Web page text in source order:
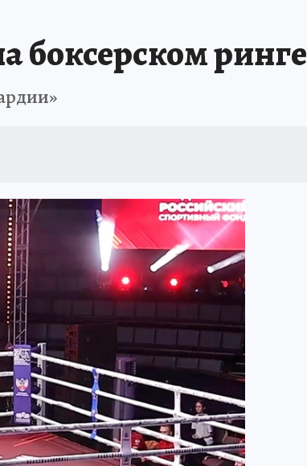
боксерском ринге